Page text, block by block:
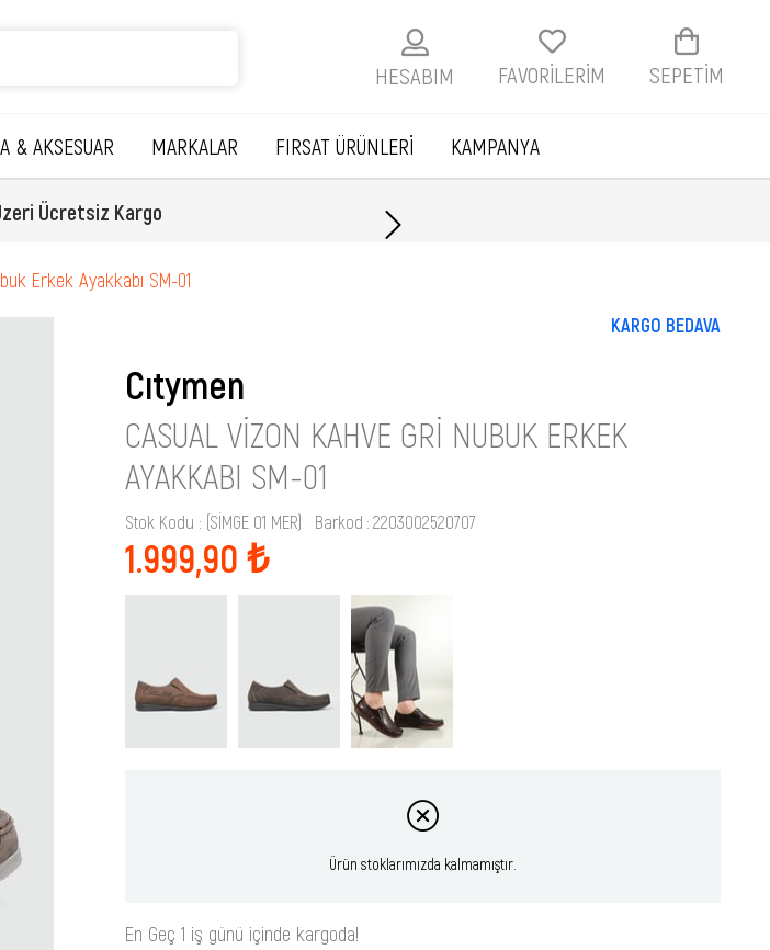
SEPETIM
FAVORİLERİM
HESABIM
& AKSESUAR MARKALAR FIRSAT ÜRÜNLERİ KAMPANYA
Ücretsiz Kargo
Erkek Ayakkabı SM-01
KARGO BEDAVA
Cıtymen
CASUAL VIZON KAHVE GRI NUBUK ERKEK
AYAKKABI SM-01
Stok Kodu (SİMGE 01 MER) Barkod : 2203002520707
1.999,90 ₺
Ürün stoklarımızda kalmamıştır.
En Geç 1 iş günü içinde kargoda!